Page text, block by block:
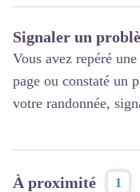
Signaler un
Vous avez repéré
page ou constaté un
votre randonnée,
À proximité 1